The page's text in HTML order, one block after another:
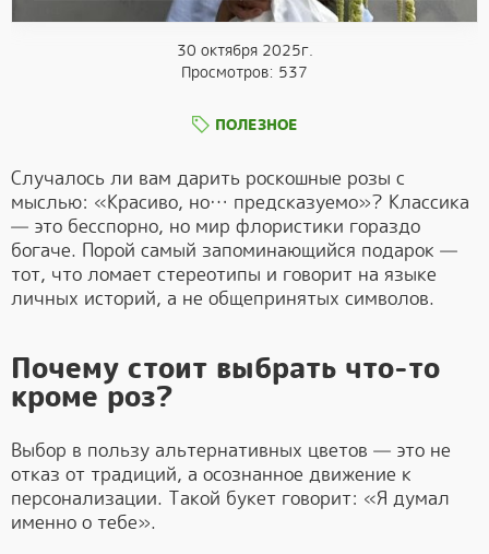
30 октября 2025г.
Просмотров: 537
ПОЛЕЗНОЕ
Случалось ли вам дарить роскошные розы с
мыслью: «Красиво, но… предсказуемо»? Классика
— это бесспорно, но мир флористики гораздо
богаче. Порой самый запоминающийся подарок —
тот, что ломает стереотипы и говорит на языке
личных историй, а не общепринятых символов.
Почему стоит выбрать что-то
кроме роз?
Выбор в пользу альтернативных цветов — это не
отказ от традиций, а осознанное движение к
персонализации. Такой букет говорит: «Я думал
именно о тебе».